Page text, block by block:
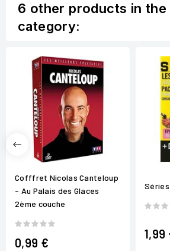
6 other products in the
category:
Cofffret Nicolas Canteloup
- Au Palais des Glaces
2ème couche
0,99 €
Séries
1,99